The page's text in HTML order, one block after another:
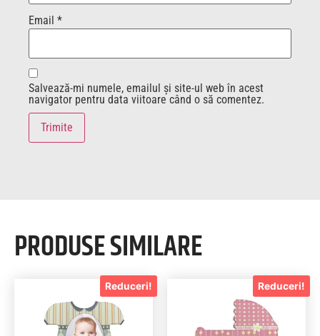
Email *
Salvează-mi numele, emailul și site-ul web în acest
navigator pentru data viitoare când o să comentez.
PRODUSE SIMILARE
Reduceri! Reduceri!